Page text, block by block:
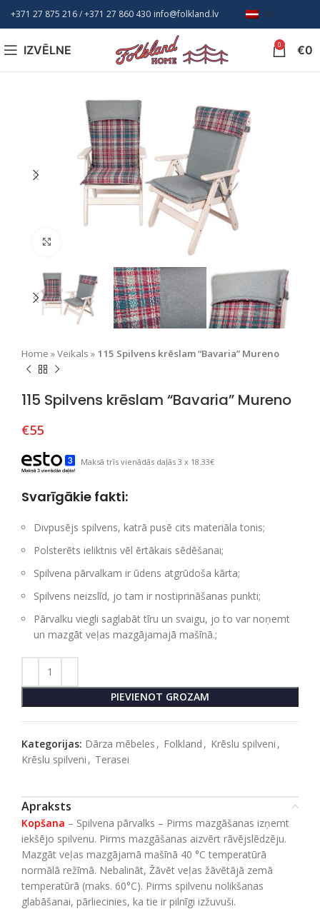
+371 27 875 216/ +371 27 860 430 info@folkland.lv LV
IZVĒLNE 0 €0
Home »Veikals » 115 Spilvens krēslam “Bavaria” Mureno
115 Spilvens krēslam “Bavaria” Mureno
€55
Maksā trīs vienādās daļās 3 x 18.33€
Svarīgākie fakti:
Divpusējs spilvens, katrā pusē cits materiāla tonis;
Polsterēts ieliktnis vēl ērtākais sēdēšanai;
Spilvena pārvalkam ir ūdens atgrūdoša kārta;
Spilvens neizslīd, jo tam ir nostiprināšanas punkti;
Pārvalku viegli saglabāt tīru un svaigu, jo to var noņemt
un mazgāt veļas mazgājamajā mašīnā.;
PIEVIENOT GROZAM
Kategorijas: Dārza mēbeles , Folkland , Krēslu spilveni ,
Krēslu spilveni , Terasei
Apraksts
Kopšana – Spilvena pārvalks – Pirms mazgāšanas izņemt
iekšējo spilvenu. Pirms mazgāšanas aizvērt rāvējslēdzēju.
Mazgāt veļas mazgājamā mašīnā 40 °C temperatūrā
normālā režīmā. Nebalināt, Žāvēt veļas žāvētājā zemā
temperatūrā (maks. 60°C). Pirms spilvenu nolikšanas
glabāšanai, pārliecinies, ka tie ir pilnīgi izžuvuši.